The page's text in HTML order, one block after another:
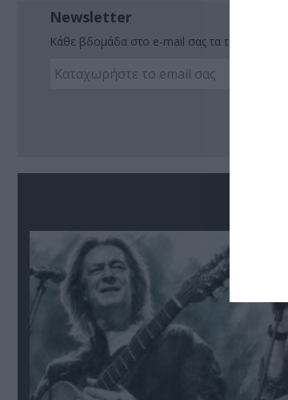
Newsletter
Κάθε βδομάδα στο e-mail σας τα τελευταία